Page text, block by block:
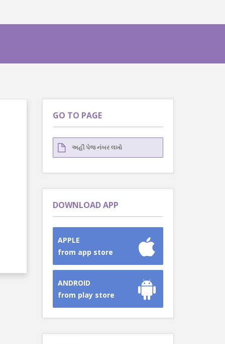
GO TO PAGE
DOWNLOAD APP
APPLE
from app store
ANDROID
from play store